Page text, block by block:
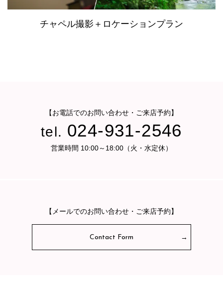
チャペル撮影＋ロケーションプラン
【お電話でのお問い合わせ・ご来店予約】
tel. 024-931-2546
営業時間 10:00～18:00（火・水定休）
【メールでのお問い合わせ・ご来店予約】
Contact Form